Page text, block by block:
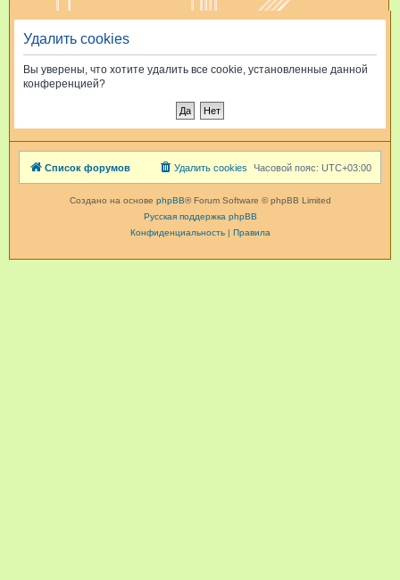
и
Удалить cookies
Вы уверены, что хотите удалить все cookie, установленные данной
конференцией?
Список форумов Часовой пояс: UTC+03:00
Удалить cookies
Создано на основе phpBB® Forum Software © phpBB Limited
Русская поддержка phpBB
Конфиденциальность| Правила